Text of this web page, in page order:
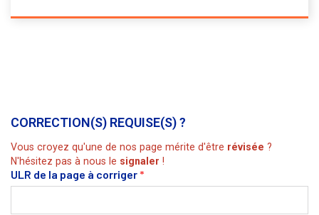
CORRECTION(S) REQUISE(S) ?
Vous croyez qu'une de nos page mérite d'être révisée ?
N'hésitez pas à nous le signaler !
ULR de la page à corriger*